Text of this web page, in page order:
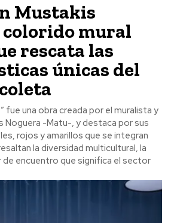
Mustakis
mural
rescata las
únicas del
fue una obra creada por el muralista y
Noguera -Matu-, y destaca por sus
rojos y amarillos que se integran
la diversidad multicultural, la
de encuentro que significa el sector